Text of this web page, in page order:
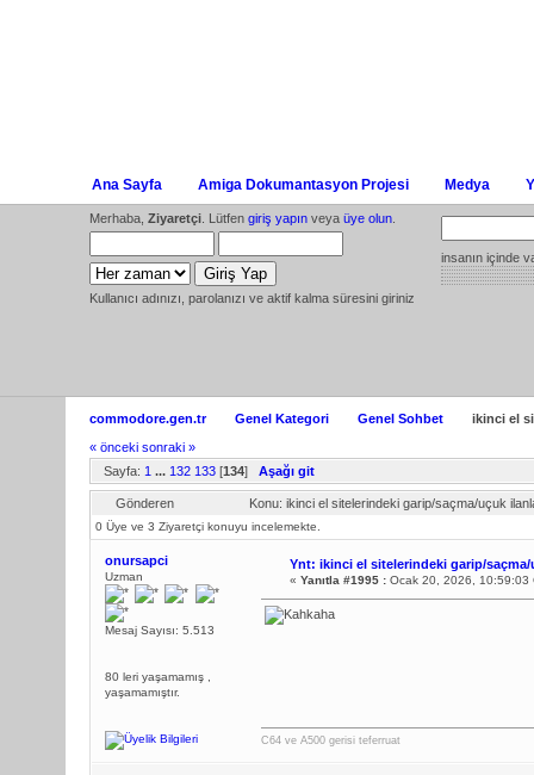
Ana Sayfa Amiga Dokumantasyon Projesi Medya
Merhaba, Ziyaretçi . Lütfen giriş yapın veya üye olun
Kullanıcı adınızı, parolanızı ve aktif kalma süresini giriniz
insanın içinde
commodore.gen.tr Genel Kategori Genel Sohbet
ikinci el
« önceki sonraki »
Sayfa: 1 ... 132 133 [134] Aşağı git
Gönderen Konu: ikinci el sitelerindeki garip/saçma/uçuk
0 Üye ve 3 Ziyaretçi konuyu incelemekte.
onursapci
Uzman
Mesaj Sayısı: 5.513
80 leri yaşamamış ,
yaşamamıştır.
Ynt: ikinci el sitelerindeki garip/
« Yanıtla #1995 :Ocak 20, 2026, 10:59:03
C64 ve A500 gerisi teferruat